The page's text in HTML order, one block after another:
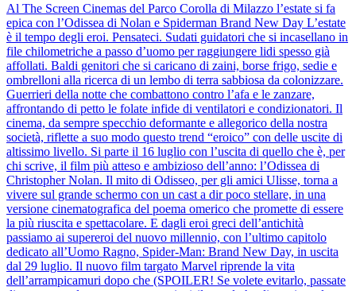
Al The Screen Cinemas del Parco Corolla di Milazzo l’estate si fa
epica con l’Odissea di Nolan e Spiderman Brand New Day L’estate
è il tempo degli eroi. Pensateci. Sudati guidatori che si incasellano in
file chilometriche a passo d’uomo per raggiungere lidi spesso già
affollati. Baldi genitori che si caricano di zaini, borse frigo, sedie e
ombrelloni alla ricerca di un lembo di terra sabbiosa da colonizzare.
Guerrieri della notte che combattono contro l’afa e le zanzare,
affrontando di petto le folate infide di ventilatori e condizionatori. Il
cinema, da sempre specchio deformante e allegorico della nostra
società, riflette a suo modo questo trend “eroico” con delle uscite di
altissimo livello. Si parte il 16 luglio con l’uscita di quello che è, per
chi scrive, il film più atteso e ambizioso dell’anno: l’Odissea di
Christopher Nolan. Il mito di Odisseo, per gli amici Ulisse, torna a
vivere sul grande schermo con un cast a dir poco stellare, in una
versione cinematografica del poema omerico che promette di essere
la più riuscita e spettacolare. E dagli eroi greci dell’antichità
passiamo ai supereroi del nuovo millennio, con l’ultimo capitolo
dedicato all’Uomo Ragno, Spider-Man: Brand New Day, in uscita
dal 29 luglio. Il nuovo film targato Marvel riprende la vita
dell’arrampicamuri dopo che (SPOILER! Se volete evitarlo, passate